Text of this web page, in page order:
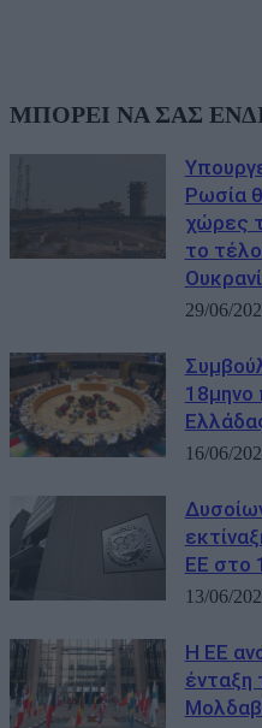
ΜΠΟΡΕΙ ΝΑ ΣΑΣ
Ρωσία
χώρες
το
29/06/
18μηνο
16/06/
ΕΕ στο
13/06/
Η ΕΕ
ένταξη